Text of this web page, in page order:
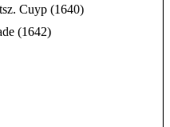
Cuyp (1640)
(1642)